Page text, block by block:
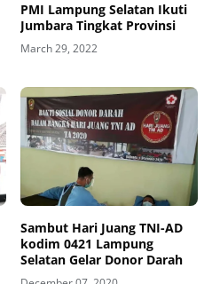
PMI Lampung Selatan Ikuti
Jumbara Tingkat Provinsi
March 29, 2022
Sambut Hari Juang TNI-AD
kodim 0421 Lampung
Selatan Gelar Donor Darah